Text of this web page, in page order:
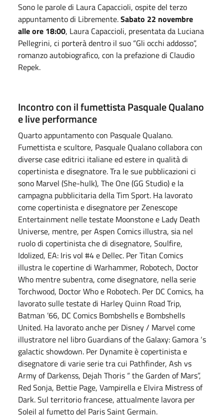
Sono le parole di Laura Capaccioli, ospite del terzo
appuntamento di Libremente.Sabato 22 novembre
alle ore 18:00, Laura Capaccioli, presentata da Luciana
Pellegrini, ci porterà dentro il suo “Gli occhi addosso”,
romanzo autobiografico, con la prefazione di Claudio
Repek.
Incontro con il fumettista Pasquale Qualano
e live performance
Quarto appuntamento con Pasquale Qualano.
Fumettista e scultore, Pasquale Qualano collabora con
diverse case editrici italiane ed estere in qualità di
copertinista e disegnatore. Tra le sue pubblicazioni ci
sono Marvel (She-hulk), The One (GG Studio) e la
campagna pubblicitaria della Tim Sport. Ha lavorato
come copertinista e disegnatore per Zenescope
Entertainment nelle testate Moonstone e Lady Death
Universe, mentre, per Aspen Comics illustra, sia nel
ruolo di copertinista che di disegnatore, Soulfire,
Idolized, EA: Iris vol #4 e Dellec. Per Titan Comics
illustra le copertine di Warhammer, Robotech, Doctor
Who mentre subentra, come disegnatore, nella serie
Torchwood, Doctor Who e Robotech. Per DC Comics, ha
lavorato sulle testate di Harley Quinn Road Trip,
Batman ’66, DC Comics Bombshells e Bombshells
United. Ha lavorato anche per Disney / Marvel come
illustratore nel libro Guardians of the Galaxy: Gamora ‘s
galactic showdown. Per Dynamite è copertinista e
disegnatore di varie serie tra cui Pathfinder, Ash vs
Army of Darkenss, Dejah Thoris “ the Garden of Mars”,
Red Sonja, Bettie Page, Vampirella e Elvira Mistress of
Dark. Sul territorio francese, attualmente lavora per
Soleil al fumetto del Paris Saint Germain.